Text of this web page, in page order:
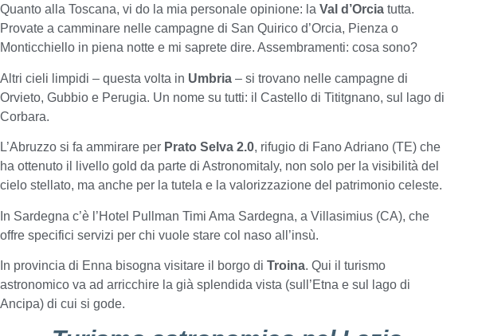
Quanto alla Toscana, vi do la mia personale opinione: la Val d’Orcia tutta.
Provate a camminare nelle campagne di San Quirico d’Orcia, Pienza o
Monticchiello in piena notte e mi saprete dire. Assembramenti: cosa sono?
Altri cieli limpidi – questa volta in Umbria – si trovano nelle campagne di
Orvieto, Gubbio e Perugia. Un nome su tutti: il Castello di Tititgnano, sul lago di
Corbara.
L’Abruzzo si fa ammirare per Prato Selva 2.0, rifugio di Fano Adriano (TE) che
ha ottenuto il livello gold da parte di Astronomitaly, non solo per la visibilità del
cielo stellato, ma anche per la tutela e la valorizzazione del patrimonio celeste.
In Sardegna c’è l’Hotel Pullman Timi Ama Sardegna, a Villasimius (CA), che
offre specifici servizi per chi vuole stare col naso all’insù.
In provincia di Enna bisogna visitare il borgo di Troina. Qui il turismo
astronomico va ad arricchire la già splendida vista (sull’Etna e sul lago di
Ancipa) di cui si gode.